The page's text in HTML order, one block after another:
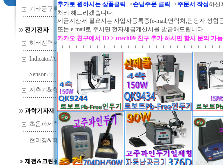
기타공구류 (2)
전기전자
히터전력제어기
Indicator/Amp
Sensor (18)
계측기&측정기 (37)
과학기자재
초음파세척기 (22)
현미경&확대경 (144)
제전&크린용품
추가로 원하시는 상품클릭 ->손님주문 클릭 ->주문서 작성하신
처리 해드리겠습니다.
세금계산서 필요시는 사업자등록증(e-mail,연락처,담당자 성함
또는 e-mail로 주시면 전자세금계산서를 발급해드립니다.
카카오 친구에서 ID-> utech09 친구 추가 하시면 항시 문의 가